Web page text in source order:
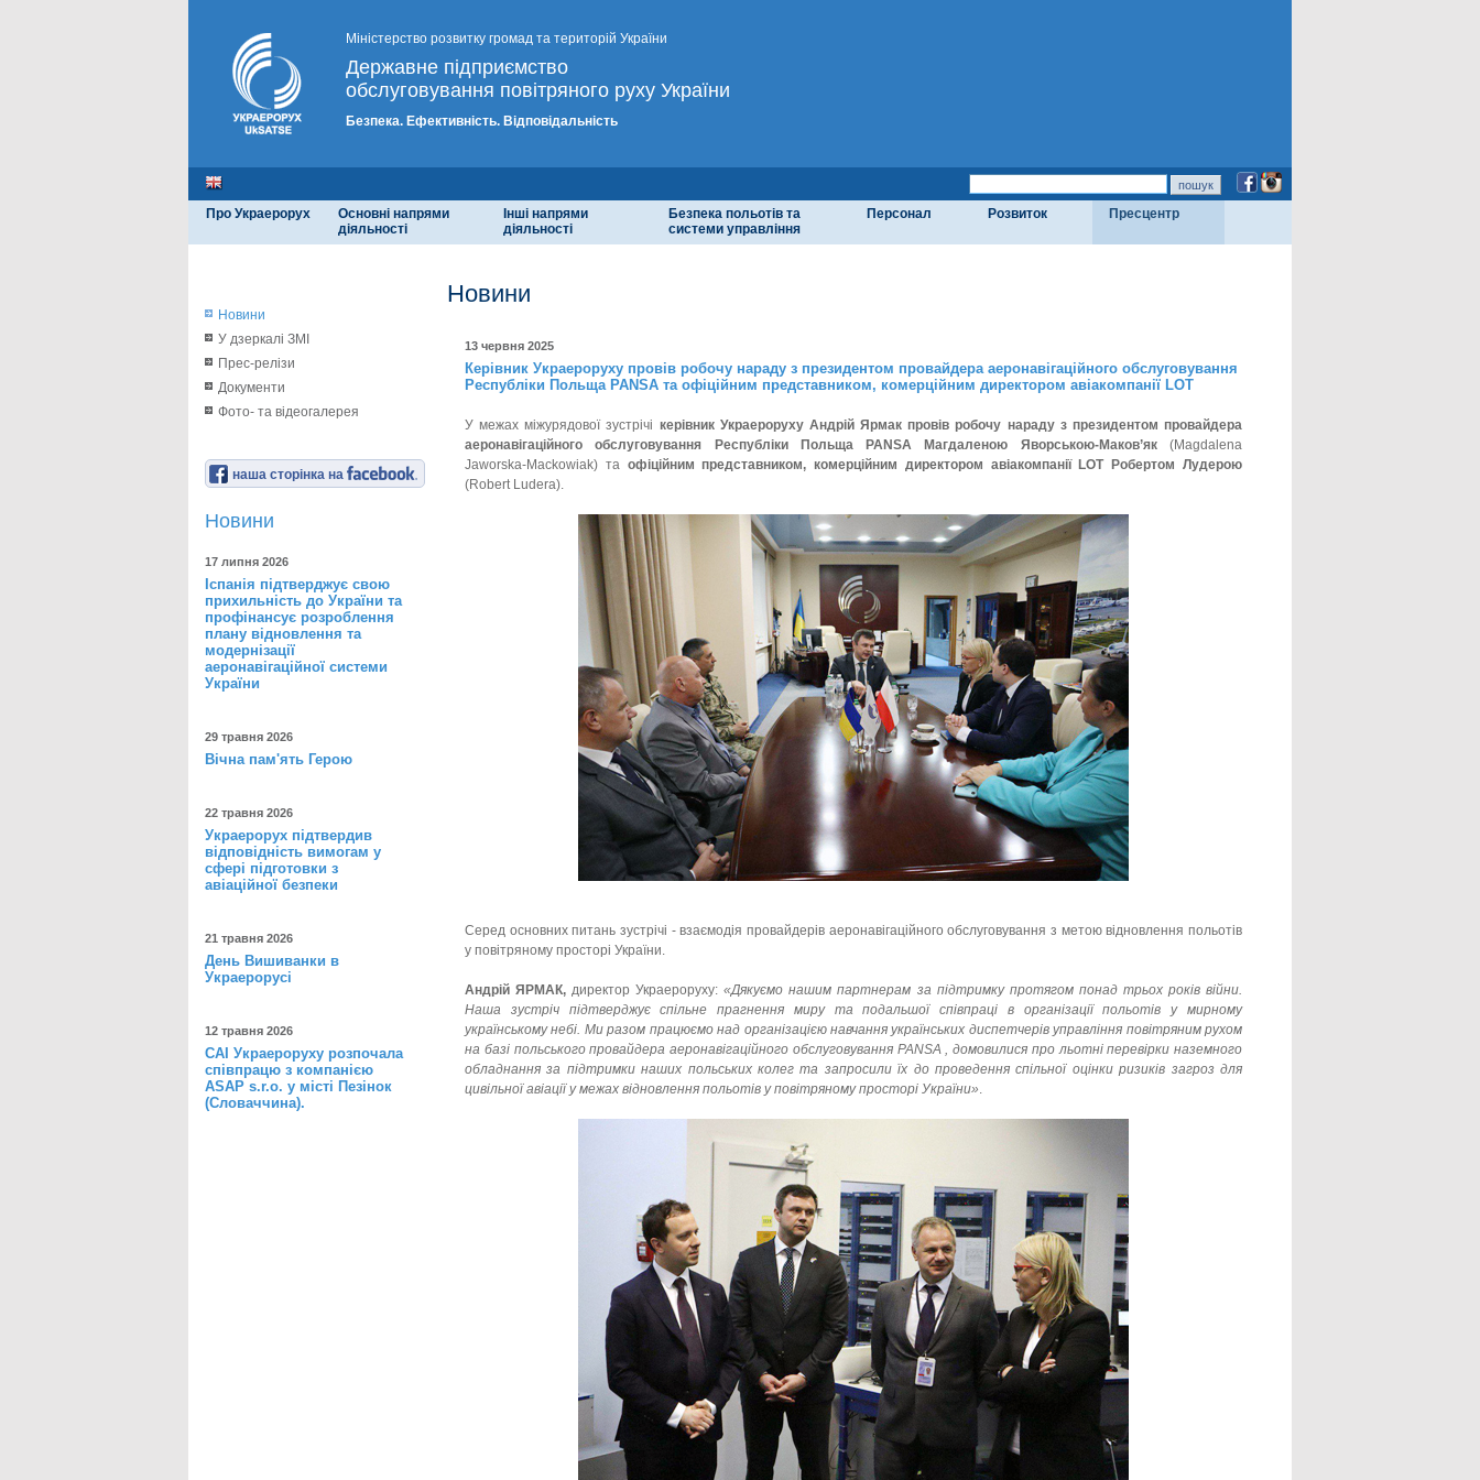
Міністерство розвитку громад та територій України
Державне підприємство
обслуговування повітряного руху України
Безпека. Ефективність. Відповідальність
Про Украерорух
Основні напрями
діяльності
Інші напрями
діяльності
Безпека польотів та
системи управління
Персонал Розвиток Пресцентр
Новини
У дзеркалі ЗМІ
Прес-релізи
Документи
Фото- та відеогалерея
наша сторінка на
Новини
17 липня 2026
Іспанія підтверджує свою
прихильність до України та
профінансує розроблення
плану відновлення та
модернізації
аеронавігаційної системи
України
29 травня 2026
Вічна пам'ять Герою
22 травня 2026
Украерорух підтвердив
відповідність вимогам у
сфері підготовки з
авіаційної безпеки
21 травня 2026
День Вишиванки в
Украерорусі
12 травня 2026
САІ Украероруху розпочала
співпрацю з компанією
ASAP s.r.o. у місті Пезінок
(Словаччина).
Новини
13 червня 2025
Керівник Украероруху провів робочу нараду з президентом провайдера аеронавігаційного обслуговування
Республіки Польща PANSA та офіційним представником, комерційним директором авіакомпанії LOT
У межах міжурядової зустрічі керівник Украероруху Андрій Ярмак провів робочу нараду з президентом провайдера
аеронавігаційного обслуговування Республіки Польща PANSA Магдаленою Яворською-Маков’як(Magdalena
Jaworska-Maсkowiak) та офіційним представником, комерційним директором авіакомпанії LOT Робертом Лудерою
(Robert Ludera).
Серед основних питань зустрічі - взаємодія провайдерів аеронавігаційного обслуговування з метою відновлення польотів
у повітряному просторі України.
Андрій ЯРМАК, директор Украероруху:«Дякуємо нашим партнерам за підтримку протягом понад трьох років війни.
Наша зустріч підтверджує спільне прагнення миру та подальшої співпраці в організації польотів у мирному
українському небі. Ми разом працюємо над організацією навчання українських диспетчерів управління повітряним рухом
на базі польського провайдера аеронавігаційного обслуговування PANSA , домовилися про льотні перевірки наземного
обладнання за підтримки наших польських колег та запросили їх до проведення спільної оцінки ризиків загроз для
цивільної авіації у межах відновлення польотів у повітряному просторі України».